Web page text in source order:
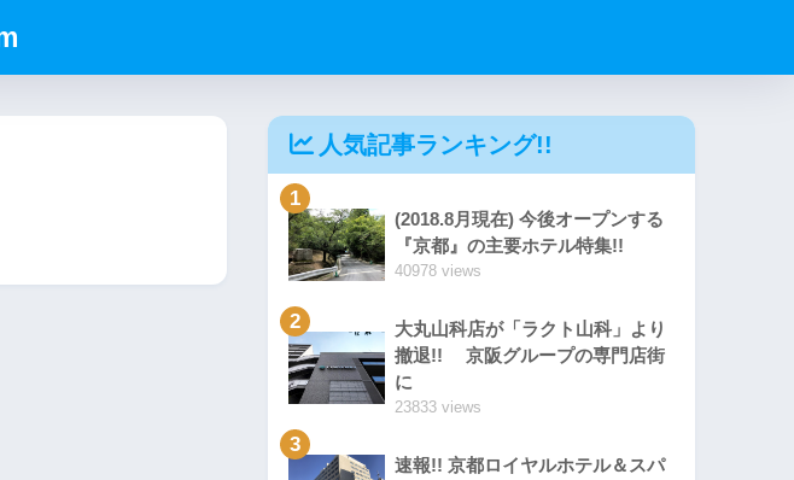
人気記事ランキング!!
1
(2018.8月現在) 今後オープンする
『京都』の主要ホテル特集!!
40978 views
2
大丸山科店が「ラクト山科」より
撤退!! 京阪グループの専門店街
に
23833 views
3
速報!! 京都ロイヤルホテル＆スパ